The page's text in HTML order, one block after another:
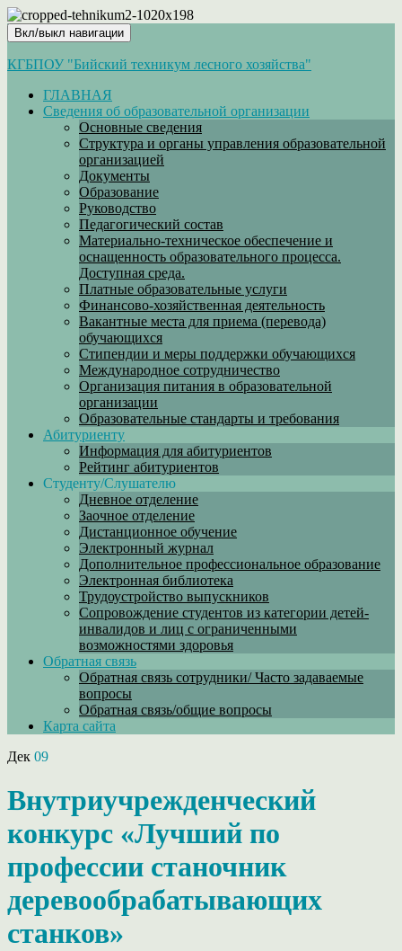
Вкл/выкл навигации
КГБПОУ "Бийский техникум лесного хозяйства"
ГЛАВНАЯ
Сведения об образовательной организации
Основные сведения
Структура и органы управления образовательной
организацией
Документы
Образование
Руководство
Педагогический состав
Материально-техническое обеспечение и
оснащенность образовательного процесса.
Доступная среда.
Платные образовательные услуги
Финансово-хозяйственная деятельность
Вакантные места для приема (перевода)
обучающихся
Стипендии и меры поддержки обучающихся
Международное сотрудничество
Организация питания в образовательной
организации
Образовательные стандарты и требования
Абитуриенту
Информация для абитуриентов
Рейтинг абитуриентов
Студенту/Слушателю
Дневное отделение
Заочное отделение
Дистанционное обучение
Электронный журнал
Дополнительное профессиональное образование
Электронная библиотека
Трудоустройство выпускников
Сопровождение студентов из категории детей-
инвалидов и лиц с ограниченными
возможностями здоровья
Обратная связь
Обратная связь сотрудники/ Часто задаваемые
вопросы
Обратная связь/общие вопросы
Карта сайта
Дек 09
Внутриучрежденческий
конкурс «Лучший по
профессии станочник
деревообрабатывающих
станков»